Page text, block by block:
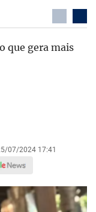
que gera mais
07/2024 17:41